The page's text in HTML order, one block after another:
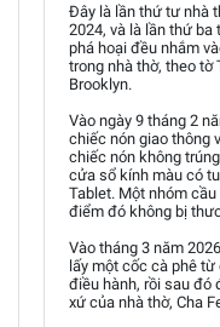
Đây là lần thứ tư nhà
2024, và là lần thứ ba
phá hoại đều nhắm
trong nhà thờ, theo tờ
Brooklyn.
Vào ngày 9 tháng 2
chiếc nón giao thông
chiếc nón không
cửa sổ kính màu có
Tablet. Một nhóm
điểm đó không bị
Vào tháng 3 năm
lấy một cốc cà phê từ
điều hành, rồi sau đó
xứ của nhà thờ, Cha